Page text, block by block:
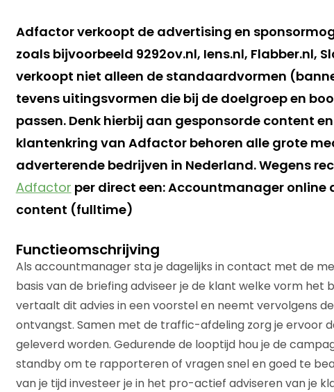
Adfactor verkoopt de advertising en
zoals bijvoorbeeld 9292ov.nl, Iens.nl, Flabber.nl,
verkoopt niet alleen de standaardvormen
tevens uitingsvormen die bij de doelgroep en
passen. Denk hierbij aan gesponsorde content
klantenkring van Adfactor behoren alle grote
adverterende bedrijven in Nederland. Wegens
Adfactor per direct een:Accountmanager online
content (fulltime)
Functieomschrijving
Als accountmanager sta je dagelijks in contact met de
basis van de briefing adviseer je de klant welke vorm het
vertaalt dit advies in een voorstel en neemt vervolgens
ontvangst. Samen met de traffic-afdeling zorg je ervoor
geleverd worden. Gedurende de looptijd hou je de
standby om te rapporteren of vragen snel en goed te
van je tijd investeer je in het pro-actief adviseren van je